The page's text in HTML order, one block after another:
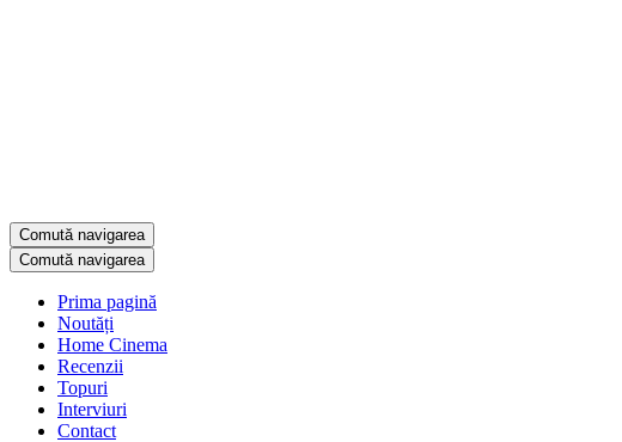
Comută navigarea
Comută navigarea
Prima pagină
Noutăți
Home Cinema
Recenzii
Topuri
Interviuri
Contact